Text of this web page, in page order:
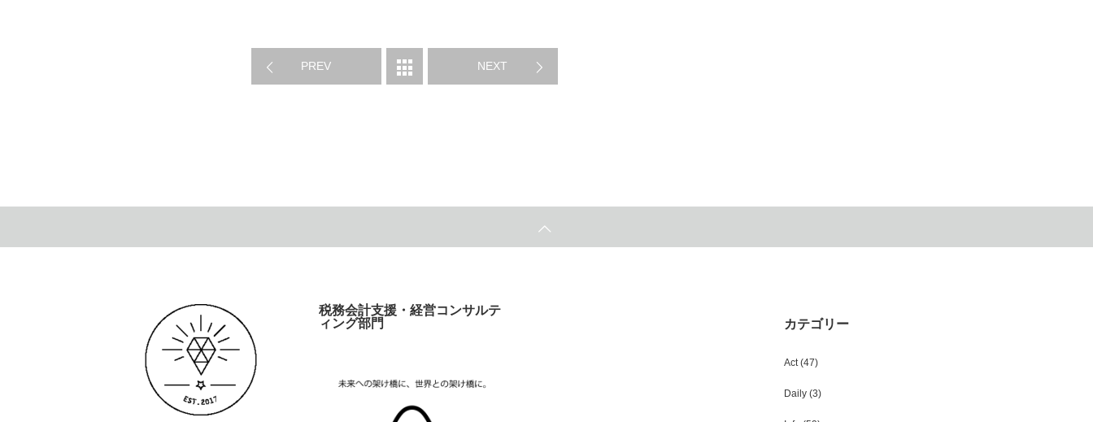
PREV
Highlights NEXT
税務会計支援・経営コンサルテ
ィング部門
カテゴリー
Act(47)
Daily (3)